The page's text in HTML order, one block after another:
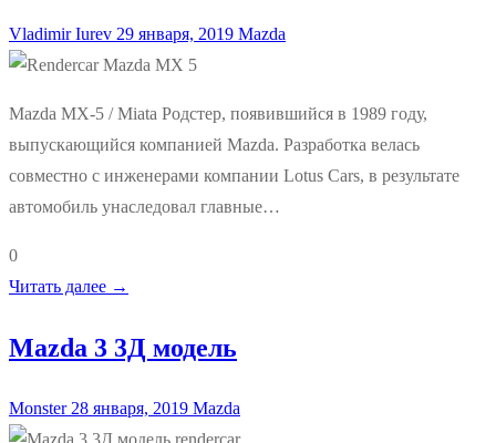
Vladimir Iurev 29 января, 2019 Mazda
Mazda MX-5 / Miata Родстер, появившийся в 1989 году,
выпускающийся компанией Mazda. Разработка велась
совместно с инженерами компании Lotus Cars, в результате
автомобиль унаследовал главные…
0
Читать далее →
Mazda 3 3Д модель
Monster 28 января, 2019 Mazda